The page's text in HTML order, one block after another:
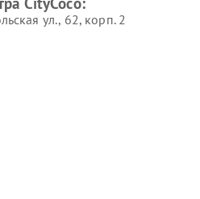
ул., 62, корп. 2